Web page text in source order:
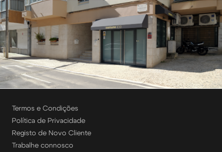
Termos e Condições
Política de Privacidade
Registo de Novo Cliente
Trabalhe connosco